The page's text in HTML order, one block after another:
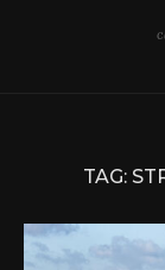
TAG: